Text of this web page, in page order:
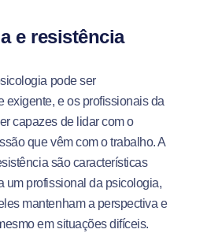
e resistência
pode ser
exigente, e os profissionais da
capazes de lidar com o
que vêm com o trabalho. A
são características
um profissional da psicologia,
mantenham a perspectiva e
em situações difíceis.